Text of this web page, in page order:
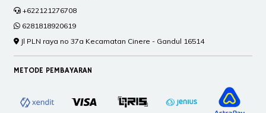
+622121276708
6281818920619
Jl PLN raya no 37a Kecamatan Cinere - Gandul 16514
METODE PEMBAYARAN